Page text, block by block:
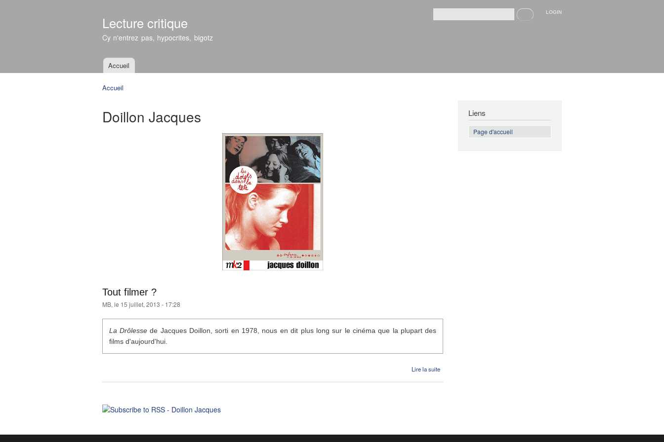
Lecture critique
Cy n'entrez pas, hypocrites, bigotz
Formulaire de recherche
Recherche LOGIN
Menu principal
Accueil
Accueil
Doillon Jacques
Tout filmer ?
MB, le 15 juillet, 2013 - 17:28
La Drôlessede Jacques Doillon, sorti en 1978, nous en dit plus long sur le cinéma que la plupart des
films d'aujourd'hui.
Lire la suite
filmer
Liens
Page d'accueil